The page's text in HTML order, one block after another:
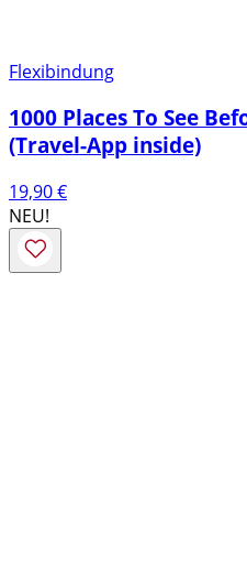
Flexibindung
1000 Places To See
(Travel-App inside)
19,90€
NEU!